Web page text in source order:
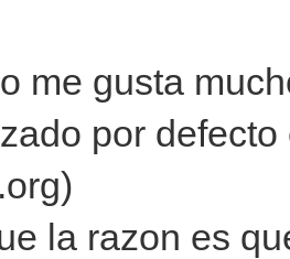
me gusta
por
la razon es